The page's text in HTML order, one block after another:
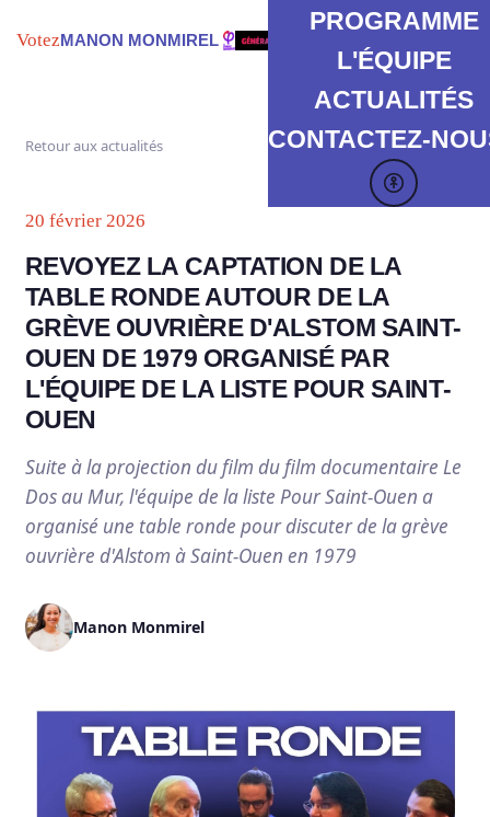
VotezMANON MONMIREL
PROGRAMME
L'ÉQUIPE
ACTUALITÉS
CONTACTEZ-
Retour aux actualités
20 février 2026
REVOYEZ LA CAPTATION DE LA
TABLE RONDE AUTOUR DE LA
GRÈVE OUVRIÈRE D'ALSTOM SAINT-
OUEN DE 1979 ORGANISÉ PAR
L'ÉQUIPE DE LA LISTE POUR SAINT-
OUEN
Suite à la projection du film du film documentaire Le
Dos au Mur, l'équipe de la liste Pour Saint-Ouen a
organisé une table ronde pour discuter de la grève
ouvrière d'Alstom à Saint-Ouen en 1979
Manon Monmirel